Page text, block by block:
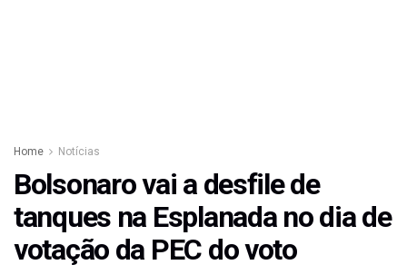
Home Notícias
Bolsonaro vai a desfile de
tanques na Esplanada no dia de
votação da PEC do voto